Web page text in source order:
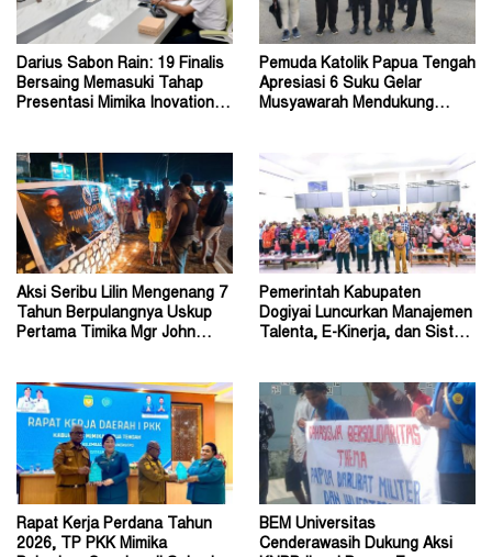
Darius Sabon Rain: 19 Finalis
Bersaing Memasuki Tahap
Presentasi Mimika Inovation
Pemuda Katolik Papua Tengah
Apresiasi 6 Suku Gelar
Musyawarah Mendukung
Aksi Seribu Lilin Mengenang 7
Tahun Berpulangnya Uskup
Pertama Timika Mgr John
Pemerintah Kabupaten
Dogiyai Luncurkan Manajemen
Talenta, E-Kinerja, dan Sistem
Rapat Kerja Perdana Tahun
2026, TP PKK Mimika
BEM Universitas
Cenderawasih Dukung Aksi